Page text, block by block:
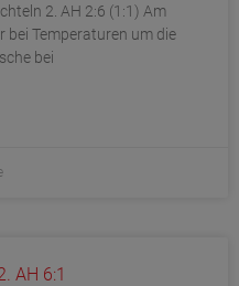
2. AH 2:6 (1:1) Am
Temperaturen um die
bei
AH 6:1